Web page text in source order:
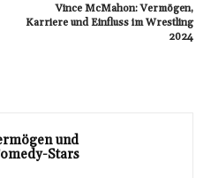
Vince McMahon: Vermögen,
Karriere und Einfluss im Wrestling
2024
und
Stars